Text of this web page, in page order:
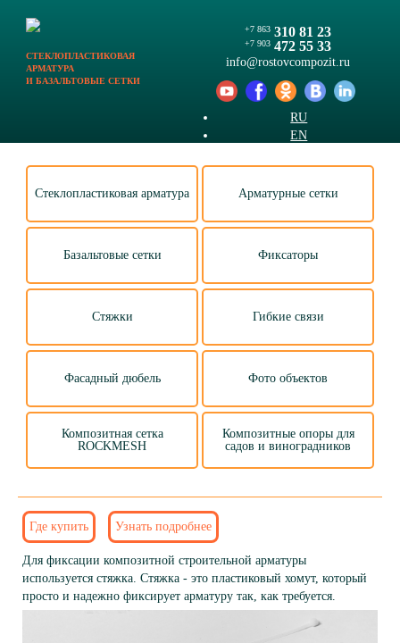
СТЕКЛОПЛАСТИКОВАЯ
АРМАТУРА
И БАЗАЛЬТОВЫЕ СЕТКИ
+7 863310 81 23
+7 903472 55 33
info@rostovcompozit.ru
RU
EN
Стеклопластиковая арматура Арматурные сетки
Базальтовые сетки Фиксаторы
Стяжки Гибкие связи
Фасадный дюбель Фото объектов
Композитная сетка
ROCKMESH
Композитные опоры для
садов и виноградников
Где купить Узнать подробнее
Для фиксации композитной строительной арматуры
используется стяжка. Стяжка - это пластиковый хомут, который
просто и надежно фиксирует арматуру так, как требуется.